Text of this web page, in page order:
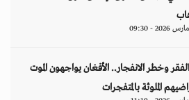
وخطر الانفجار.. الأفغان يواجهون الموت
الملوثة بالمتفجرات